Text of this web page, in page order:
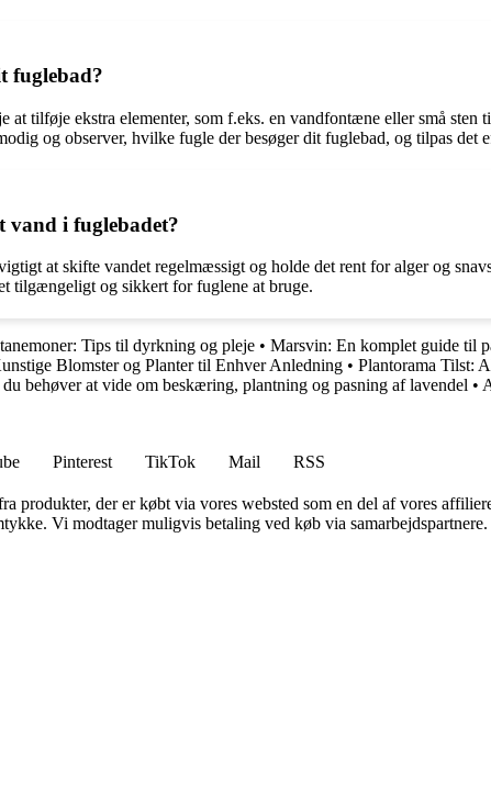
fuglebad?
tilføje ekstra elementer, som f.eks. en vandfontæne eller små
og observer, hvilke fugle der besøger dit fuglebad, og tilpas det
vand i fuglebadet?
at skifte vandet regelmæssigt og holde det rent for alger og
tilgængeligt og sikkert for fuglene at bruge.
Tips til dyrkning og pleje • Marsvin: En komplet guide til
Blomster og Planter til Enhver Anledning • Plantorama Tilst:
behøver at vide om beskæring, plantning og pasning af lavendel •
Pinterest TikTok Mail
RSS
produkter, der er købt via vores websted som en del af vores
Vi modtager muligvis betaling ved køb via